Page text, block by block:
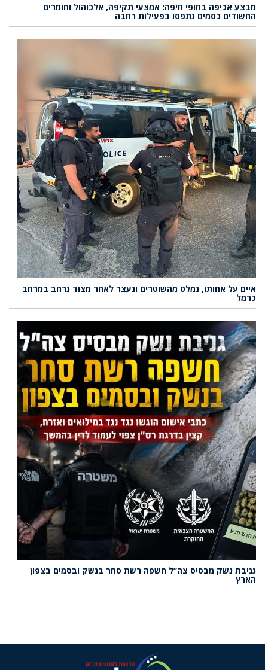
מבצע אכיפה בחופי חיפה: אמצעי תקיפה, אלכוהול וחומרים
החשודים כסמים נתפסו בפעילות רחבה
איים על אחותו, נמלט מהשוטרים ונעצר לאחר מצוד נרחב במרחב
כרמל
גניבת נשק מבסיס צה”ל חשפה רשת סחר בנשק ובסמים בצפון
הארץ